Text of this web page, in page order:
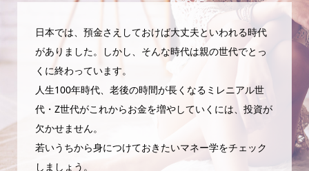
日本では、預金さえしておけば大丈夫といわれる時代
がありました。しかし、そんな時代は親の世代でとっ
くに終わっています。
人生100年時代、老後の時間が長くなるミレニアル世
代・Z世代がこれからお金を増やしていくには、投資が
欠かせません。
若いうちから身につけておきたいマネー学をチェック
しましょう。